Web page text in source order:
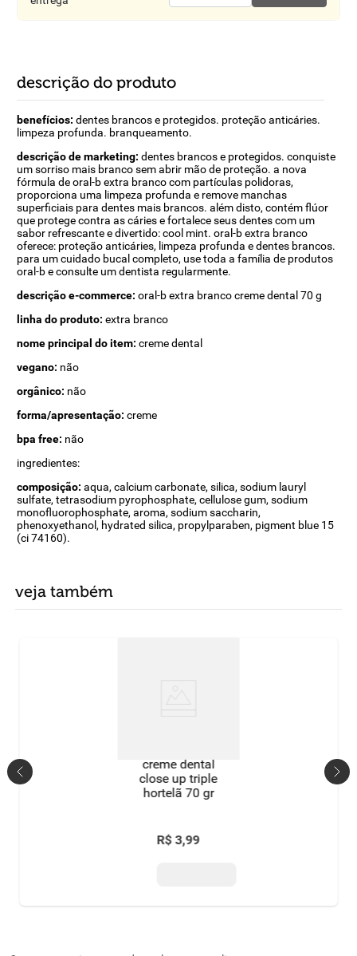
descrição do produto
benefícios: dentes brancos e protegidos. proteção anticáries.
limpeza profunda. branqueamento.
descrição de marketing: dentes brancos e protegidos. conquiste
um sorriso mais branco sem abrir mão de proteção. a nova
fórmula de oral-b extra branco com partículas polidoras,
proporciona uma limpeza profunda e remove manchas
superficiais para dentes mais brancos. além disto, contém flúor
que protege contra as cáries e fortalece seus dentes com um
sabor refrescante e divertido: cool mint. oral-b extra branco
oferece: proteção anticáries, limpeza profunda e dentes brancos.
para um cuidado bucal completo, use toda a família de produtos
oral-b e consulte um dentista regularmente.
descrição e-commerce: oral-b extra branco creme dental 70 g
linha do produto: extra branco
nome principal do item: creme dental
vegano: não
orgânico: não
forma/apresentação: creme
bpa free: não
ingredientes:
composição: aqua, calcium carbonate, silica, sodium lauryl
sulfate, tetrasodium pyrophosphate, cellulose gum, sodium
monofluorophosphate, aroma, sodium saccharin,
phenoxyethanol, hydrated silica, propylparaben, pigment blue 15
(ci 74160).
veja também
creme dental
close up triple
hortelã 70 gr
R$ 3,99